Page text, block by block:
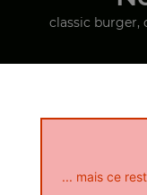
classic burger,
... mais ce